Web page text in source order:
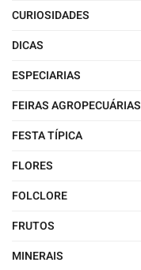
CURIOSIDADES
DICAS
ESPECIARIAS
FEIRAS AGROPECUÁRIAS
FESTA TÍPICA
FLORES
FOLCLORE
FRUTOS
MINERAIS